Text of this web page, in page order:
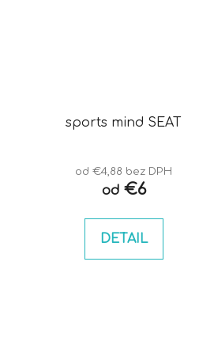
sports mind SEAT
od €4,88 bez DPH
od€6
DETAIL